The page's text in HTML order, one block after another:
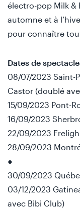
électro-pop Milk &
automne et à
pour connaître
Dates de
08/07/2023 Saint-
Castor (doublé
15/09/2023 Pont-
16/09/2023
22/09/2023
28/09/2023
●
30/09/2023
03/12/2023
avec Bibi Club)